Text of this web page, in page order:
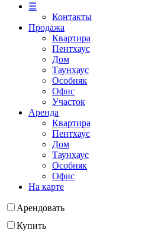
☰
Контакты
Продажа
Квартира
Пентхаус
Дом
Таунхаус
Особняк
Офис
Участок
Аренда
Квартира
Пентхаус
Дом
Таунхаус
Особняк
Офис
На карте
Арендовать
Купить